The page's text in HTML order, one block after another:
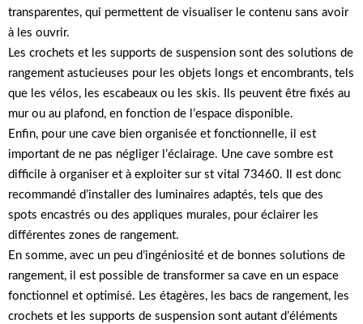
transparentes, qui permettent de visualiser le contenu sans avoir
à les ouvrir.
Les crochets et les supports de suspension sont des solutions de
rangement astucieuses pour les objets longs et encombrants, tels
que les vélos, les escabeaux ou les skis. Ils peuvent être fixés au
mur ou au plafond, en fonction de l’espace disponible.
Enfin, pour une cave bien organisée et fonctionnelle, il est
important de ne pas négliger l’éclairage. Une cave sombre est
difficile à organiser et à exploiter sur st vital 73460. Il est donc
recommandé d’installer des luminaires adaptés, tels que des
spots encastrés ou des appliques murales, pour éclairer les
différentes zones de rangement.
En somme, avec un peu d’ingéniosité et de bonnes solutions de
rangement, il est possible de transformer sa cave en un espace
fonctionnel et optimisé. Les étagères, les bacs de rangement, les
crochets et les supports de suspension sont autant d’éléments